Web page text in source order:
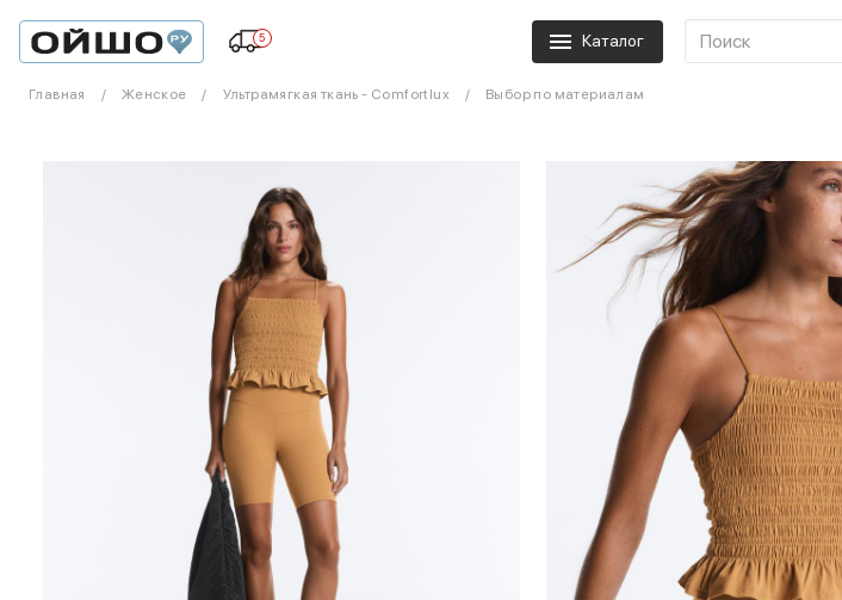
5 Каталог
Главная Женское Ультрамягкая ткань - Comfortlux Выбор по материалам